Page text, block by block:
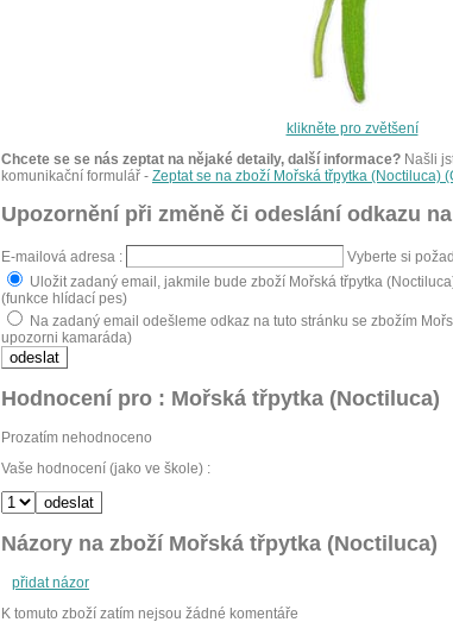
klikněte pro zvětšení
Chcete se se nás zeptat na nějaké detaily, další informace? Našli
komunikační formulář - Zeptat se na zboží Mořská třpytka (Noctiluca)
Upozornění při změně či odeslání odkazu na
E-mailová adresa :
Vyberte si
Uložit zadaný email, jakmile bude zboží Mořská třpytka
(funkce hlídací pes)
Na zadaný email odešleme odkaz na tuto stránku se zbožím
upozorni kamaráda)
Hodnocení pro : Mořská třpytka (Noctiluca)
Prozatím nehodnoceno
Vaše hodnocení (jako ve škole) :
Názory na zboží Mořská třpytka (Noctiluca)
přidat názor
K tomuto zboží zatím nejsou žádné komentáře